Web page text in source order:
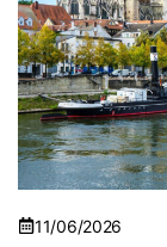
11/06/2026